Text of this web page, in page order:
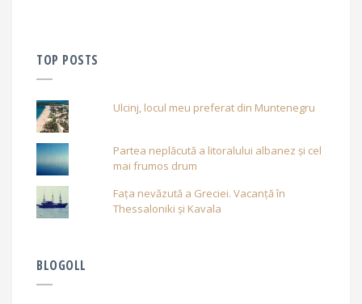
TOP POSTS
Ulcinj, locul meu preferat din Muntenegru
Partea neplăcută a litoralului albanez și cel
mai frumos drum
Fața nevăzută a Greciei. Vacanță în
Thessaloniki și Kavala
BLOGOLL